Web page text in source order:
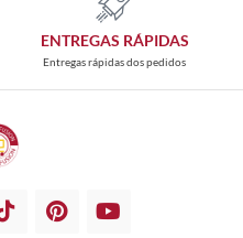
ENTREGAS RÁPIDAS
Entregas rápidas dos pedidos